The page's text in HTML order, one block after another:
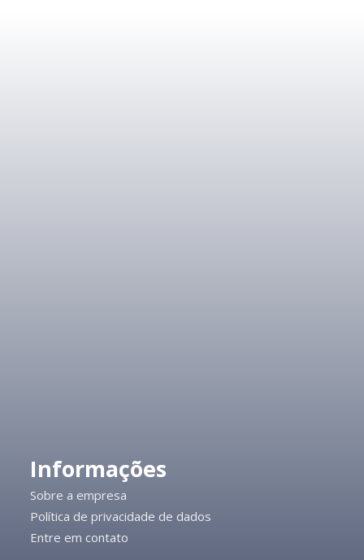
Informações
Sobre a empresa
Política de privacidade de dados
Entre em contato